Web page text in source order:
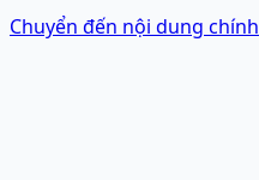
Chuyển đến nội dung chính